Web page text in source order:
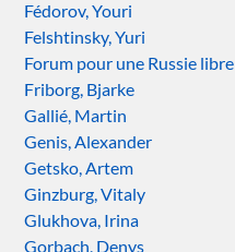
Fédorov, Youri
Felshtinsky, Yuri
Forum pour une Russie libre
Friborg, Bjarke
Gallié, Martin
Genis, Alexander
Getsko, Artem
Ginzburg, Vitaly
Glukhova, Irina
Gorbach, Denys